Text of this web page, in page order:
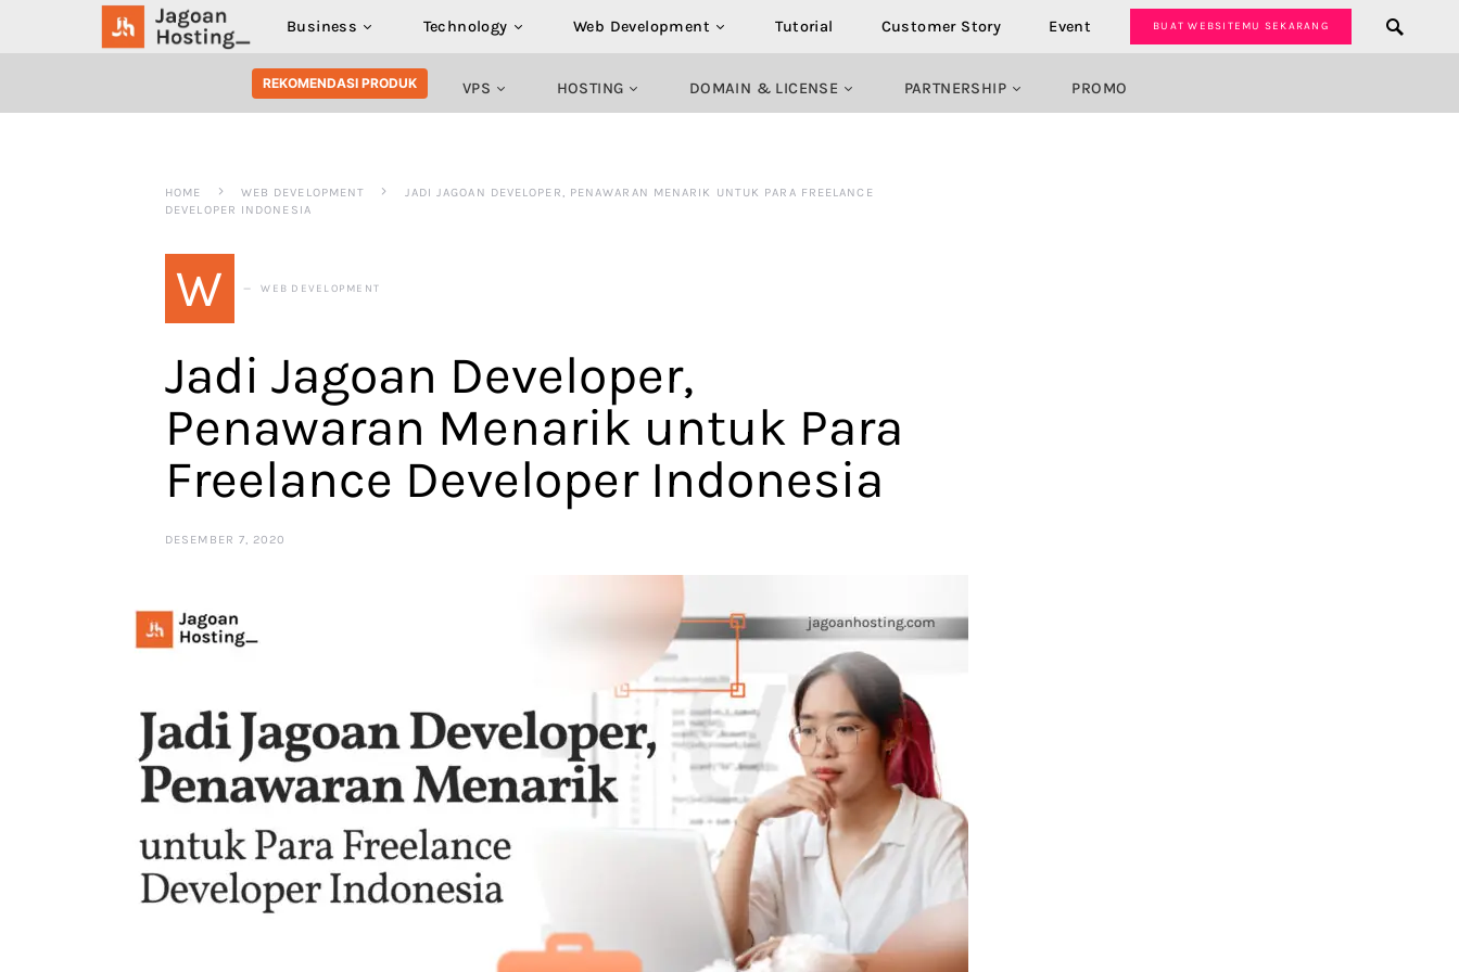
Business Technology Web Development Tutorial Customer Story Event BUAT WEBSITEMU SEKARANG
SEARCH FOR:
REKOMENDASI PRODUK VPS HOSTING DOMAIN & LICENSE PARTNERSHIP PROMO
HOME WEB DEVELOPMENT
JADI JAGOAN DEVELOPER, PENAWARAN MENARIK UNTUK PARA FREELANCE
DEVELOPER INDONESIA
W WEB DEVELOPMENT
Jadi Jagoan Developer,
Penawaran Menarik untuk Para
Freelance Developer Indonesia
DESEMBER 7, 2020